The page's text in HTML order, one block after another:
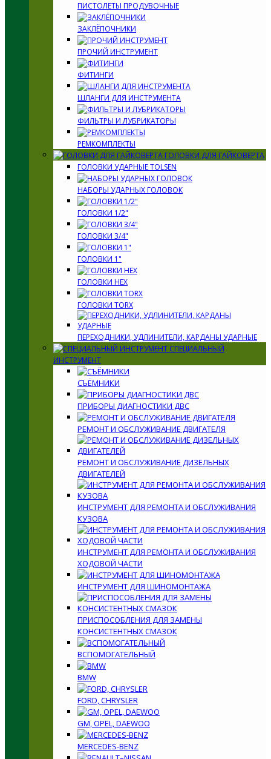
ПИСТОЛЕТЫ ПРОДУВОЧНЫЕ
ЗАКЛЁПОЧНИКИ
ПРОЧИЙ ИНСТРУМЕНТ
ФИТИНГИ
ШЛАНГИ ДЛЯ ИНСТРУМЕНТА
ФИЛЬТРЫ И ЛУБРИКАТОРЫ
РЕМКОМПЛЕКТЫ
ГОЛОВКИ ДЛЯ ГАЙКОВЕРТА
ГОЛОВКИ УДАРНЫЕ TOLSEN
НАБОРЫ УДАРНЫХ ГОЛОВОК
ГОЛОВКИ 1/2"
ГОЛОВКИ 3/4"
ГОЛОВКИ 1"
ГОЛОВКИ HEX
ГОЛОВКИ TORX
ПЕРЕХОДНИКИ, УДЛИНИТЕЛИ, КАРДАНЫ УДАРНЫЕ
СПЕЦИАЛЬНЫЙ
ИНСТРУМЕНТ
СЪЁМНИКИ
ПРИБОРЫ ДИАГНОСТИКИ ДВС
РЕМОНТ И ОБСЛУЖИВАНИЕ ДВИГАТЕЛЯ
РЕМОНТ И ОБСЛУЖИВАНИЕ ДИЗЕЛЬНЫХ
ДВИГАТЕЛЕЙ
ИНСТРУМЕНТ ДЛЯ РЕМОНТА И ОБСЛУЖИВАНИЯ
КУЗОВА
ИНСТРУМЕНТ ДЛЯ РЕМОНТА И ОБСЛУЖИВАНИЯ
ХОДОВОЙ ЧАСТИ
ИНСТРУМЕНТ ДЛЯ ШИНОМОНТАЖА
ПРИСПОСОБЛЕНИЯ ДЛЯ ЗАМЕНЫ
КОНСИСТЕНТНЫХ СМАЗОК
ВСПОМОГАТЕЛЬНЫЙ
BMW
FORD, CHRYSLER
GM, OPEL, DAEWOO
MERCEDES-BENZ